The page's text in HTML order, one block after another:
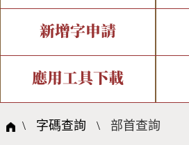
全字庫介紹
中文碼介紹
國際字碼相關組織
IDS查詢
複合查詢
筆畫查詢
新增字申請
新字申請處理流程
字形即時顯示
全字庫授權
應用工具下載
個人電腦造字處理工具
問題集
\ 字碼查詢 \ 部首查詢